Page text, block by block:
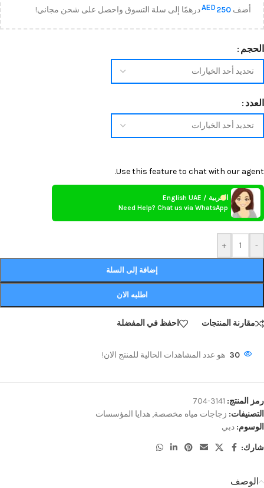
أضف AED 250 درهمًا إلى سلة التسوق واحصل على شحن مجاني!
الحجم
العدد
-
+
Use this feature to chat with our agent.
العربية / English UAE
Need Help? Chat us via WhatsApp
إضافة إلى السلة
اطلبه الان
مقارنة المنتجات احفظ في المفضلة
30 هو عدد المشاهدات الحالية للمنتج الان!
رمز المنتج: 3141-704
التصنيفات: زجاجات مياه مخصصة, هدايا المؤسسات
الوسوم: دبي
شارك:
الوصف